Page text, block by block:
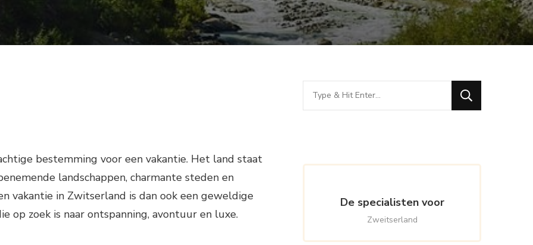
bestemming voor een vakantie. Het land staat
landschappen, charmante steden en
vakantie in Zwitserland is dan ook een geweldige
op zoek is naar ontspanning, avontuur en luxe.
Looking
for
De specialisten voor
Zweitserland